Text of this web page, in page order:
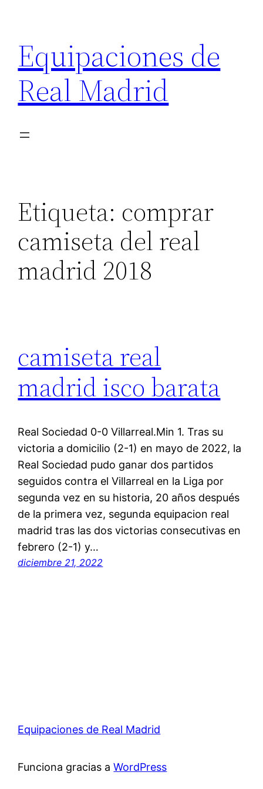
contenido
Equipaciones de
Real Madrid
Etiqueta: comprar
camiseta del real
madrid 2018
camiseta real
madrid isco barata
Real Sociedad 0-0 Villarreal.Min 1. Tras su
victoria a domicilio (2-1) en mayo de 2022, la
Real Sociedad pudo ganar dos partidos
seguidos contra el Villarreal en la Liga por
segunda vez en su historia, 20 años después
de la primera vez, segunda equipacion real
madrid tras las dos victorias consecutivas en
febrero (2-1) y…
diciembre 21, 2022
Equipaciones de Real Madrid
Funciona gracias aWordPress